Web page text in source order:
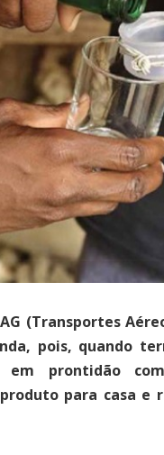
(Transportes
pois, quando
em prontidão
para casa e